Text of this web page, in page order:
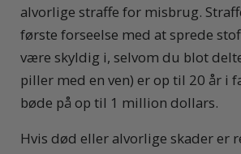
alvorlige straffe for misbrug.
første forseelse med at sprede
være skyldig i, selvom du blot
piller med en ven) er op til 20 år i
bøde på op til 1 million dollars.
Hvis død eller alvorlige skader er